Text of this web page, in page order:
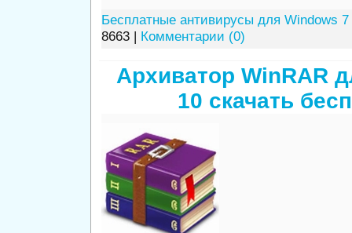
Бесплатные антивирусы для Windows 7
8663 | Комментарии (0)
Архиватор WinRAR
10 скачать